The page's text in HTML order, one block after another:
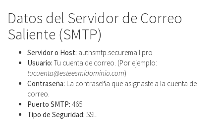
Datos del Servidor de Correo
Saliente (SMTP)
Servidor o Host: authsmtp.securemail.pro
Usuario: Tu cuenta de correo. (Por ejemplo:
tucuenta@esteesmidominio.com)
Contraseña: La contraseña que asignaste a la cuenta de
correo.
Puerto SMTP: 465
Tipo de Seguridad: SSL